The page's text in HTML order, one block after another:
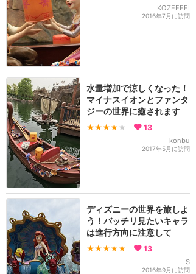
KOZEEEEI
2016年7月に訪問
水量増加で涼しくなった！
マイナスイオンとファンタ
ジーの世界に癒されます
★★★★ ★ 13
konbu
2017年5月に訪問
ディズニーの世界を旅しよ
う！バッチリ見たいキャラ
は進行方向に注意して
★★★★★ 13
S
2016年9月に訪問